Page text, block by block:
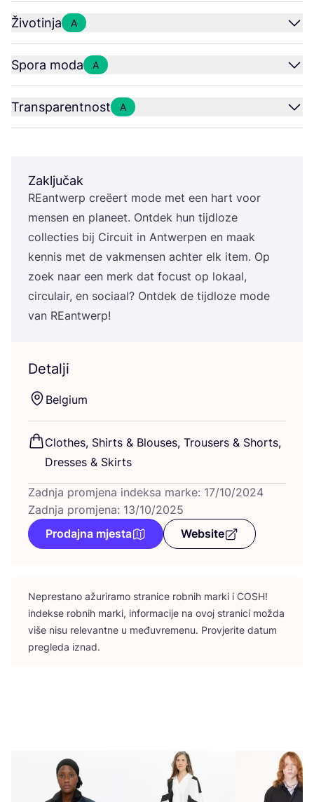
Životinja A
Spora moda A
Transparentnost A
Zaključak
REan­twerp creëert mode met een hart voor
men­sen en pla­ne­et. Ont­dek hun tijd­lo­ze
col­lec­ti­es bij Cir­cu­it in Antwer­pen en maak
ken­nis met de vak­men­sen ach­ter elk item. Op
zoek naar een merk dat focust op loka­al,
cir­cu­la­ir, en soci­aal? Ont­dek de tijd­lo­ze mode
van REantwerp!
Detalji
Bel­gi­um
Clot­hes, Shirts & Blo­uses, Tro­users & Shorts,
Dre­sses & Skirts
Zadnja promjena indeksa marke: 17/10/2024
Zadnja promjena: 13/10/2025
Prodajna mjesta
Website
Nepres­ta­no ažu­ri­ra­mo stra­ni­ce rob­nih mar­ki i COSH!
indek­se rob­nih mar­ki, infor­ma­ci­je na ovoj stra­ni­ci možda
više nisu rele­vant­ne u među­vre­me­nu. Pro­vje­ri­te datum
pre­gle­da iznad.